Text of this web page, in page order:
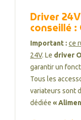
Driver
conseillé :
Important : ce
24V. Le driver
garantir un
Tous les
variateurs sont
dédiée «